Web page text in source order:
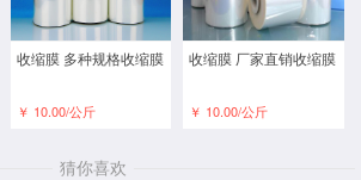
收缩膜 多种规格收缩膜
￥ 10.00/公斤
收缩膜 厂家直销收缩膜
￥ 10.00/公斤
猜你喜欢